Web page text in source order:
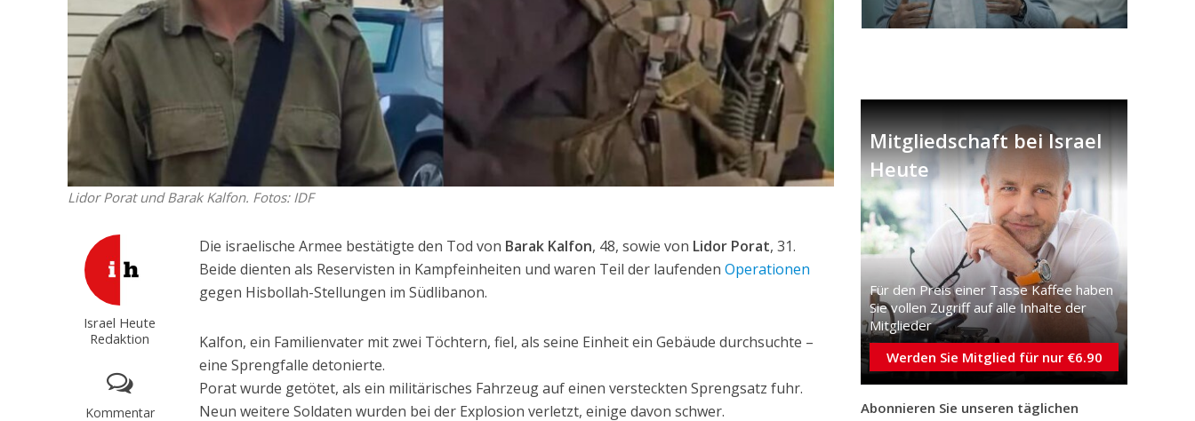
Lidor Porat und Barak Kalfon. Fotos: IDF
Israel Heute
Redaktion
Kommentar
Die israelische Armee bestätigte den Tod von Barak Kalfon, 48, sowie von Lidor Porat, 31.
Beide dienten als Reservisten in Kampfeinheiten und waren Teil der laufendenOperationen
gegen Hisbollah-Stellungen im Südlibanon.
Kalfon, ein Familienvater mit zwei Töchtern, fiel, als seine Einheit ein Gebäude durchsuchte –
eine Sprengfalle detonierte.
Porat wurde getötet, als ein militärisches Fahrzeug auf einen versteckten Sprengsatz fuhr.
Neun weitere Soldaten wurden bei der Explosion verletzt, einige davon schwer.
Leben
Mitgliedschaft bei Israel
Heute
Für den Preis einer Tasse Kaffee haben
Sie vollen Zugriff auf alle Inhalte der
Mitglieder
Werden Sie Mitglied für nur €6.90
Abonnieren Sie unseren täglichen